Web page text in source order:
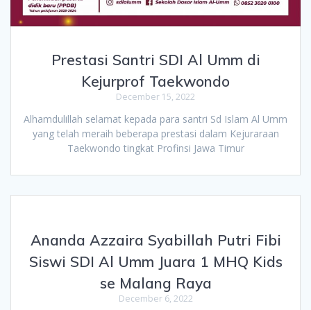
Prestasi Santri SDI Al Umm di
Kejurprof Taekwondo
December 15, 2022
Alhamdulillah selamat kepada para santri Sd Islam Al Umm
yang telah meraih beberapa prestasi dalam Kejuraraan
Taekwondo tingkat Profinsi Jawa Timur
Ananda Azzaira Syabillah Putri Fibi
Siswi SDI Al Umm Juara 1 MHQ Kids
se Malang Raya
December 6, 2022